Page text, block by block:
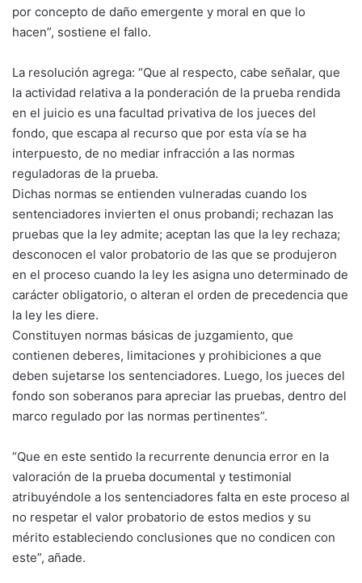
por concepto de daño emergente y moral en que lo
hacen”, sostiene el fallo.
La resolución agrega: “Que al respecto, cabe señalar, que
la actividad relativa a la ponderación de la prueba rendida
en el juicio es una facultad privativa de los jueces del
fondo, que escapa al recurso que por esta vía se ha
interpuesto, de no mediar infracción a las normas
reguladoras de la prueba.
Dichas normas se entienden vulneradas cuando los
sentenciadores invierten el onus probandi; rechazan las
pruebas que la ley admite; aceptan las que la ley rechaza;
desconocen el valor probatorio de las que se produjeron
en el proceso cuando la ley les asigna uno determinado de
carácter obligatorio, o alteran el orden de precedencia que
la ley les diere.
Constituyen normas básicas de juzgamiento, que
contienen deberes, limitaciones y prohibiciones a que
deben sujetarse los sentenciadores. Luego, los jueces del
fondo son soberanos para apreciar las pruebas, dentro del
marco regulado por las normas pertinentes”.
“Que en este sentido la recurrente denuncia error en la
valoración de la prueba documental y testimonial
atribuyéndole a los sentenciadores falta en este proceso al
no respetar el valor probatorio de estos medios y su
mérito estableciendo conclusiones que no condicen con
este”, añade.